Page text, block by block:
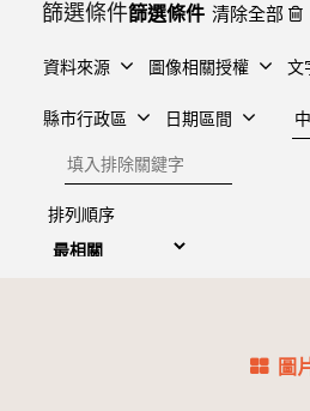
篩選條件
清除全部
資料來源 圖像相關授權 文
縣市行政區 日期區間
排除關鍵字
排列順序
圖